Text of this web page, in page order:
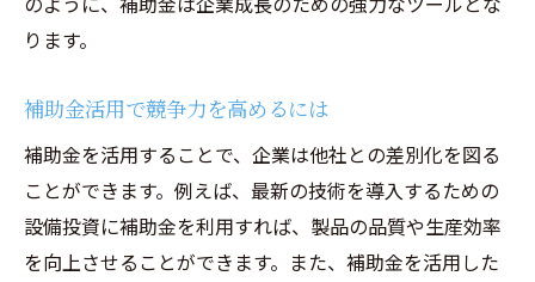
補助金を最大限に活用するための神奈川県独自
のサポート
神奈川県の補助金サポートプログラム
無料相談会やセミナーの活用方法
地域協力ネットワークの活用事例
ります。
補助金活用で競争力を高めるには
補助金を活用することで、企業は他社との差別化を図る
ことができます。例えば、最新の技術を導入するための
設備投資に補助金を利用すれば、製品の品質や生産効率
を向上させることができます。また、補助金を活用した